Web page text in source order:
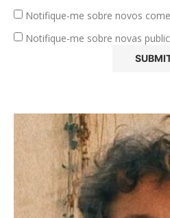
Notifique-me sobre novos
Notifique-me sobre novas